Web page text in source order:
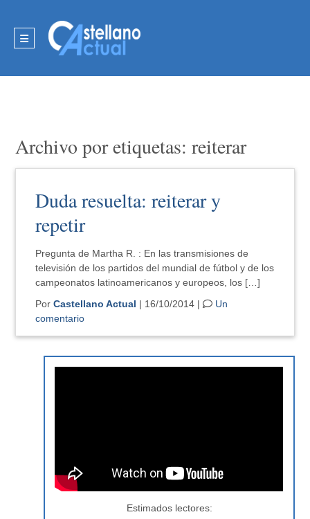
Archivo por etiquetas: reiterar
Duda resuelta: reiterar y
repetir
Pregunta de Martha R. : En las transmisiones de
televisión de los partidos del mundial de fútbol y de los
campeonatos latinoamericanos y europeos, los […]
PorCastellano Actual | 16/10/2014 |
Un
comentario
Estimados lectores: